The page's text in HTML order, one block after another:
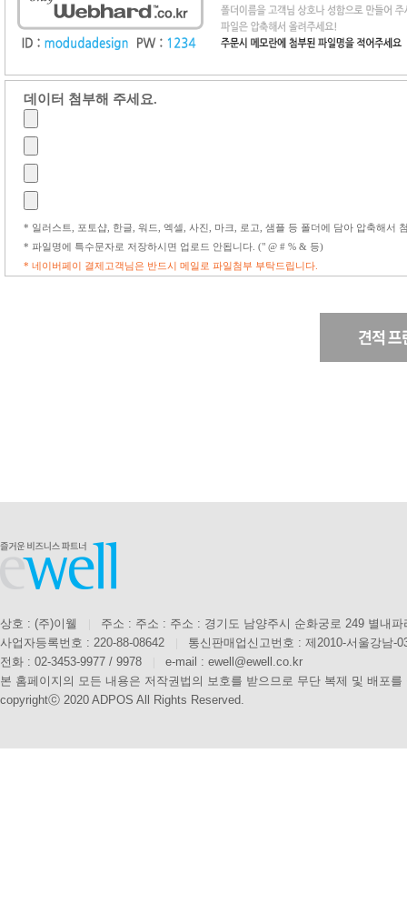
데이터 첨부해 주세요.
* 일러스트, 포토샵, 한글, 워드, 엑셀, 사진, 마크, 로고, 샘플 등 폴더에 담아 압축해서
* 파일명에 특수문자로 저장하시면 업로드 안됩니다. (" @ # % & 등)
* 네이버페이 결제고객님은 반드시 메일로 파일첨부 부탁드립니다.
상호 : (주)이웰
주소 : 주소 : 주소 : 경기도 남양주시 순화궁로 249 별내
사업자등록번호 : 220-88-08642
통신판매업신고번호 : 제2010-서울강남-
전화 : 02-3453-9977 / 9978
e-mail : ewell@ewell.co.kr
본 홈페이지의 모든 내용은 저작권법의 보호를 받으므로 무단 복제 및 배포를
copyrightⓒ 2020 ADPOS All Rights Reserved.